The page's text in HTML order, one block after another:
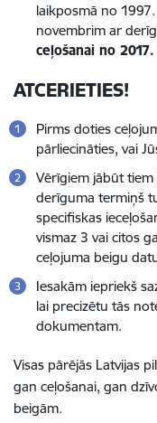
laikposmā no
novembrim ar
ceļošanai no
ATCERIETIES!
Pirms doties
pārliecināties, vai
Vērīgiem jābūt
derīguma termiņš
specifiskas
vismaz 3 vai citos
ceļojuma beigu
Iesakām iepriekš
lai precizētu tās
dokumentam.
Visas pārējās Latvijas
gan ceļošanai, gan
beigām.